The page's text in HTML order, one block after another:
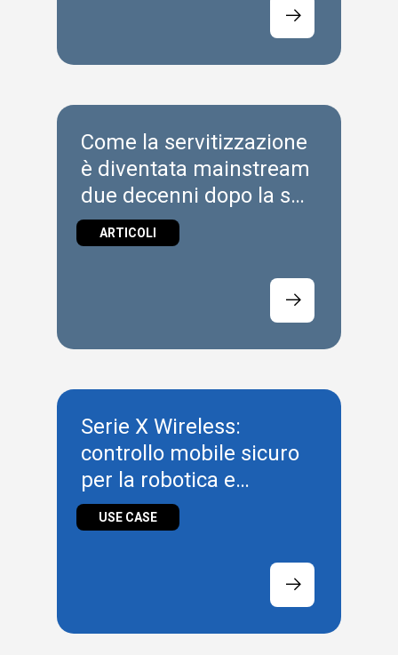
Come la servitizzazione
è diventata mainstream
due decenni dopo la sua
introduzione
ARTICOLI
Serie X Wireless:
controllo mobile sicuro
per la robotica e
l'intralogistica
USE CASE